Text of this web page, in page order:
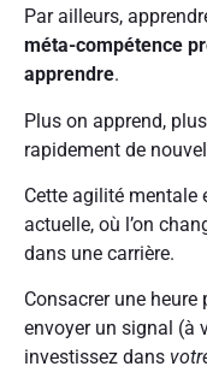
Par ailleurs,
méta-compétence
apprendre.
Plus on apprend,
rapidement de
Cette agilité mentale
actuelle, où l’on
dans une carrière.
Consacrer une heure
envoyer un signal (à
investissez dans